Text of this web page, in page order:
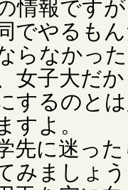
情報です
でやるも
らなかっ
女子大だ
するのと
すよ。
先に迷った
みましょ